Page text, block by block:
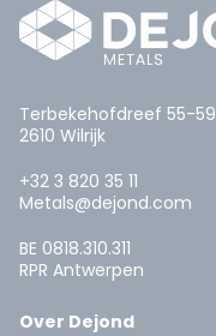
Terbekehofdreef 55-59
2610 Wilrijk
+32 3 820 35 11
Metals@dejond.com
BE 0818.310.311
RPR Antwerpen
Over Dejond